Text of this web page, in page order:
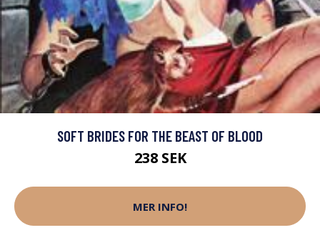
SOFT BRIDES FOR THE BEAST OF BLOOD
238 SEK
MER INFO!